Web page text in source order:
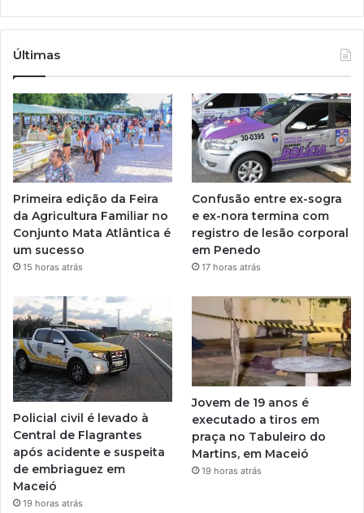
Últimas
Primeira edição da Feira
da Agricultura Familiar no
Conjunto Mata Atlântica é
um sucesso
15 horas atrás
Confusão entre ex-sogra
e ex-nora termina com
registro de lesão corporal
em Penedo
17 horas atrás
Policial civil é levado à
Central de Flagrantes
após acidente e suspeita
de embriaguez em
Maceió
19 horas atrás
Jovem de 19 anos é
executado a tiros em
praça no Tabuleiro do
Martins, em Maceió
19 horas atrás